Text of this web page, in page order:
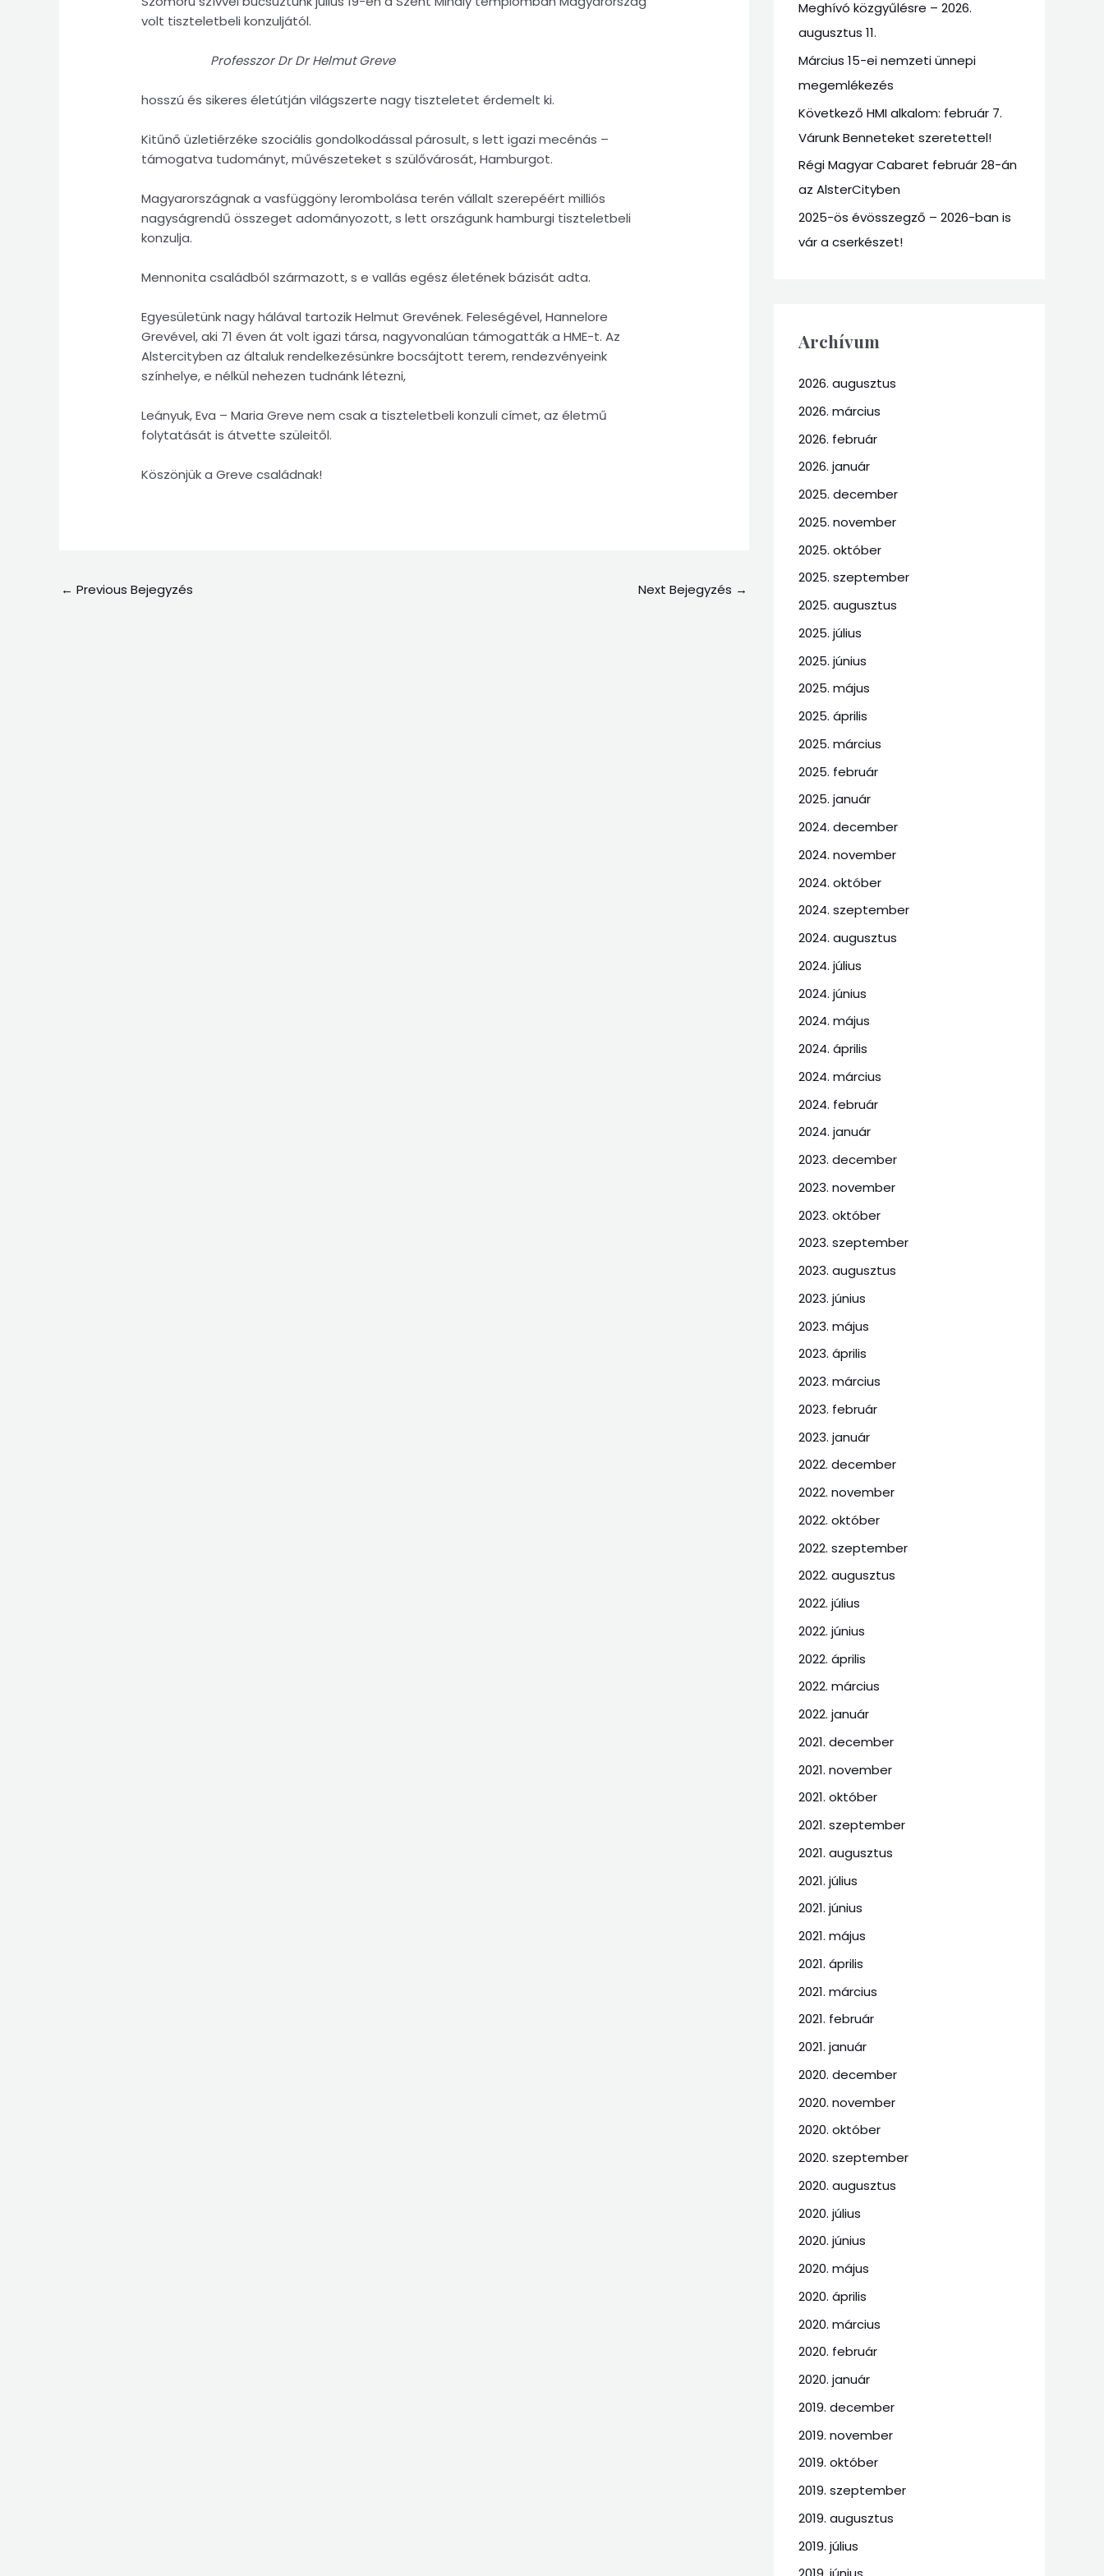
volt tiszteletbeli konzuljától.
Professzor Dr Dr Helmut Greve
hosszú és sikeres életútján világszerte nagy tiszteletet érdemelt ki.
Kitűnő üzletiérzéke szociális gondolkodással párosult, s lett igazi mecénás –
támogatva tudományt, művészeteket s szülővárosát, Hamburgot.
Magyarországnak a vasfüggöny lerombolása terén vállalt szerepéért milliós
nagyságrendű összeget adományozott, s lett országunk hamburgi tiszteletbeli
konzulja.
Mennonita családból származott, s e vallás egész életének bázisát adta.
Egyesületünk nagy hálával tartozik Helmut Grevének. Feleségével, Hannelore
Grevével, aki 71 éven át volt igazi társa, nagyvonalúan támogatták a HME-t. Az
Alstercityben az általuk rendelkezésünkre bocsájtott terem, rendezvényeink
színhelye, e nélkül nehezen tudnánk létezni,
Leányuk, Eva – Maria Greve nem csak a tiszteletbeli konzuli címet, az életmű
folytatását is átvette szüleitől.
Köszönjük a Greve családnak!
← Previous Bejegyzés Next Bejegyzés →
f
o
r
:
Meghívó közgyűlésre – 2026.
augusztus 11.
Március 15-ei nemzeti ünnepi
megemlékezés
Következő HMI alkalom: február 7.
Várunk Benneteket szeretettel!
Régi Magyar Cabaret február 28-án
az AlsterCityben
2025-ös évösszegző – 2026-ban is
vár a cserkészet!
Archívum
2026. augusztus
2026. március
2026. február
2026. január
2025. december
2025. november
2025. október
2025. szeptember
2025. augusztus
2025. július
2025. június
2025. május
2025. április
2025. március
2025. február
2025. január
2024. december
2024. november
2024. október
2024. szeptember
2024. augusztus
2024. július
2024. június
2024. május
2024. április
2024. március
2024. február
2024. január
2023. december
2023. november
2023. október
2023. szeptember
2023. augusztus
2023. június
2023. május
2023. április
2023. március
2023. február
2023. január
2022. december
2022. november
2022. október
2022. szeptember
2022. augusztus
2022. július
2022. június
2022. április
2022. március
2022. január
2021. december
2021. november
2021. október
2021. szeptember
2021. augusztus
2021. július
2021. június
2021. május
2021. április
2021. március
2021. február
2021. január
2020. december
2020. november
2020. október
2020. szeptember
2020. augusztus
2020. július
2020. június
2020. május
2020. április
2020. március
2020. február
2020. január
2019. december
2019. november
2019. október
2019. szeptember
2019. augusztus
2019. július